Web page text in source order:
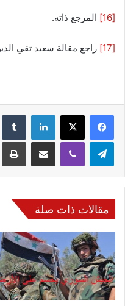
[16] المرجع ذاته.
[17] راجع مقالة سعيد تقي
فيسبوك لينكدإن
مقالات ذات صلة